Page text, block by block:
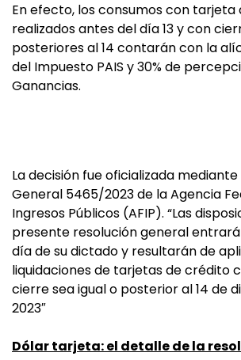
En efecto, los consumos con
realizados antes del día 13 y con
posteriores al 14 contarán con la
del Impuesto PAIS y 30% de
Ganancias.
La decisión fue oficializada
General 5465/2023 de la Agencia
Ingresos Públicos (AFIP). “Las
presente resolución general
día de su dictado y resultarán de
liquidaciones de tarjetas de crédito
cierre sea igual o posterior al 14 de
2023″
Dólar tarjeta: el detalle de la